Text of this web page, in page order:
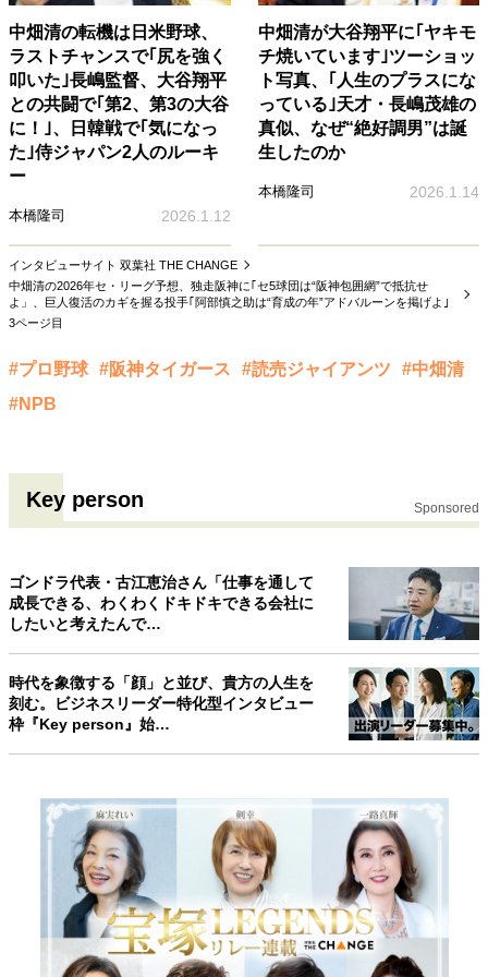
中畑清の転機は日米野球、
ラストチャンスで｢尻を強く
叩いた｣長嶋監督、大谷翔平
との共闘で｢第2、第3の大谷
に！｣、日韓戦で｢気になっ
た｣侍ジャパン2人のルーキ
ー
本橋隆司 2026.1.12
中畑清が大谷翔平に｢ヤキモ
チ焼いています｣ツーショッ
ト写真、｢人生のプラスにな
っている｣天才・長嶋茂雄の
真似、なぜ“絶好調男”は誕
生したのか
本橋隆司 2026.1.14
インタビューサイト 双葉社 THE CHANGE
中畑清の2026年セ・リーグ予想、独走阪神に｢セ5球団は“阪神包囲網”で抵抗せ
よ」、巨人復活のカギを握る投手｢阿部慎之助は“育成の年”アドバルーンを掲げよ｣
3ページ目
#プロ野球 #阪神タイガース #読売ジャイアンツ
#中畑清
#NPB
Key person Sponsored
ゴンドラ代表・古江恵治さん「仕事を通して
成長できる、わくわくドキドキできる会社に
したいと考えたんで…
時代を象徴する「顔」と並び、貴方の人生を
刻む。ビジネスリーダー特化型インタビュー
枠『Key person』始…